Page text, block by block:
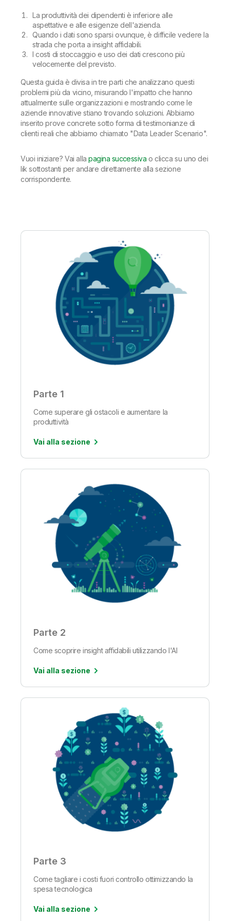
La produttività dei dipendenti è inferiore alle
aspettative e alle esigenze dell'azienda.
Quando i dati sono sparsi ovunque, è difficile vedere la
strada che porta a insight affidabili.
I costi di stoccaggio e uso dei dati crescono più
velocemente del previsto.
Questa guida è divisa in tre parti che analizzano questi
problemi più da vicino, misurando l'impatto che hanno
attualmente sulle organizzazioni e mostrando come le
aziende innovative stiano trovando soluzioni. Abbiamo
inserito prove concrete sotto forma di testimonianze di
clienti reali che abbiamo chiamato "Data Leader Scenario".
Vuoi iniziare? Vai allapagina successiva o clicca su uno dei
lik sottostanti per andare direttamente alla sezione
corrispondente.
Parte 1
Come superare gli ostacoli e aumentare la
produttività
Vai alla sezione
Parte 2
Come scoprire insight affidabili utilizzando l'AI
Vai alla sezione
Parte 3
Come tagliare i costi fuori controllo ottimizzando la
spesa tecnologica
Vai alla sezione